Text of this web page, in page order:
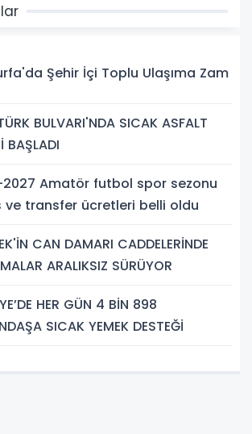
Şehir İçi Toplu Ulaşıma Zam
BULVARI'NDA SICAK ASFALT
BAŞLADI
Amatör futbol spor sezonu
ve transfer ücretleri belli oldu
CAN DAMARI CADDELERİNDE
ARALIKSIZ SÜRÜYOR
HER GÜN 4 BİN 898
SICAK YEMEK DESTEĞİ